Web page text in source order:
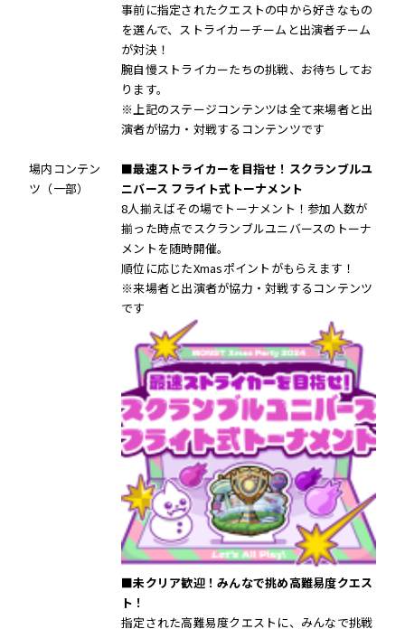
事前に指定されたクエストの中から好きなもの
を選んで、ストライカーチームと出演者チーム
が対決！
腕自慢ストライカーたちの挑戦、お待ちしてお
ります。
※上記のステージコンテンツは全て来場者と出
演者が協力・対戦するコンテンツです
場内コンテン
ツ（一部）
■最速ストライカーを目指せ！スクランブルユ
ニバース フライト式トーナメント
8人揃えばその場でトーナメント！参加人数が
揃った時点でスクランブルユニバースのトーナ
メントを随時開催。
順位に応じたXmasポイントがもらえます！
※来場者と出演者が協力・対戦するコンテンツ
です
■未クリア歓迎！みんなで挑め高難易度クエス
ト！
指定された高難易度クエストに、みんなで挑戦